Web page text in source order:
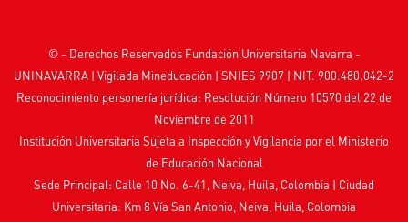
© - Derechos Reservados Fundación Universitaria Navarra -
UNINAVARRA | Vigilada Mineducación | SNIES 9907 | NIT. 900.480.042-2
Reconocimiento personería jurídica: Resolución Número 10570 del 22 de
Noviembre de 2011
Institución Universitaria Sujeta a Inspección y Vigilancia por el Ministerio
de Educación Nacional
Sede Principal: Calle 10 No. 6-41, Neiva, Huila, Colombia | Ciudad
Universitaria: Km 8 Vía San Antonio, Neiva, Huila, Colombia